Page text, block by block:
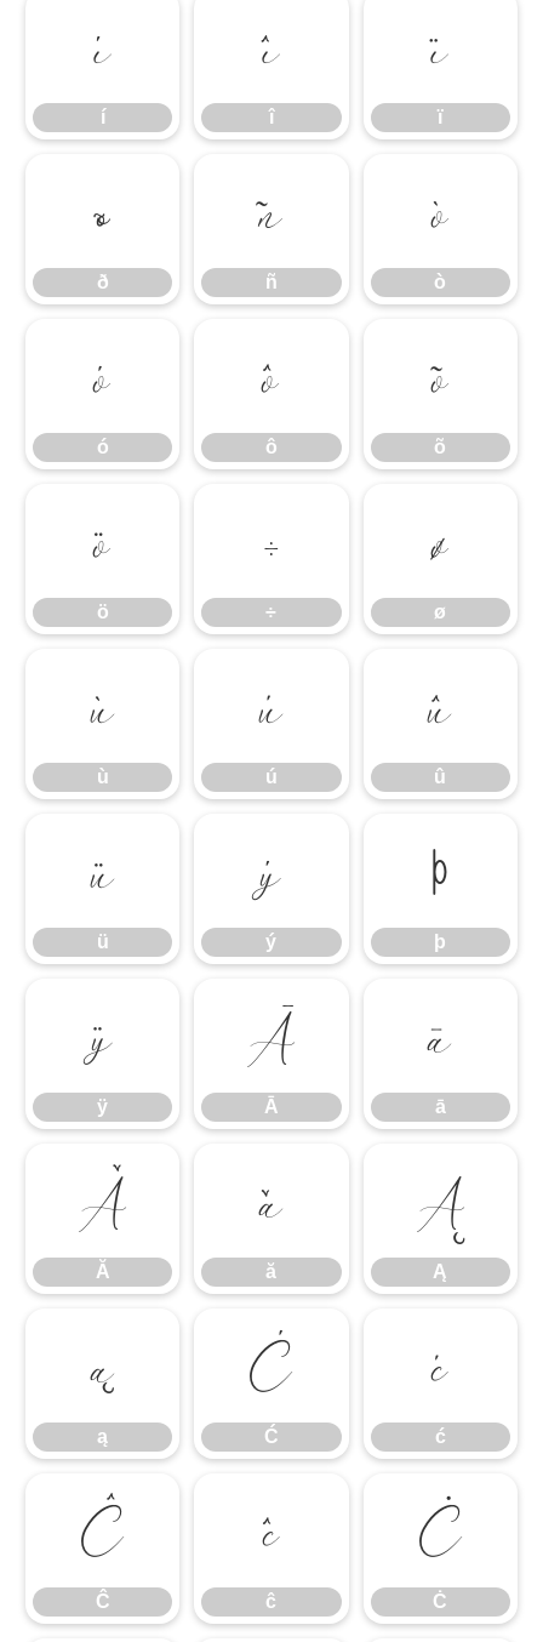
í
í
î
î
ï
ï
ð
ð
ñ
ñ
ò
ò
ó
ó
ô
ô
õ
õ
ö
ö
÷
÷
ø
ø
ù
ù
ú
ú
û
û
ü
ü
ý
ý
þ
þ
ÿ
ÿ
Ā
Ā
ā
ā
Ă
Ă
ă
ă
Ą
Ą
ą
ą
Ć
Ć
ć
ć
Ĉ
Ĉ
ĉ
ĉ
Ċ
Ċ